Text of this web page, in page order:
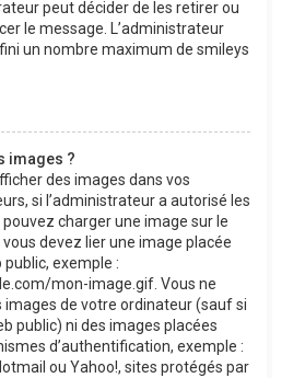
peut décider de les retirer ou
le message. L’administrateur
un nombre maximum de smileys
images ?
des images dans vos
si l’administrateur a autorisé les
charger une image sur le
devez lier une image placée
public, exemple :
mon-image.gif. Vous ne
images de votre ordinateur (sauf si
public) ni des images placées
d’authentification, exemple :
ou Yahoo!, sites protégés par